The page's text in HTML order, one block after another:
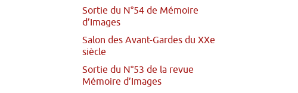
Sortie du N°54 de Mémoire
d’Images
Salon des Avant-Gardes du XXe
siècle
Sortie du N°53 de la revue
Mémoire d’Images